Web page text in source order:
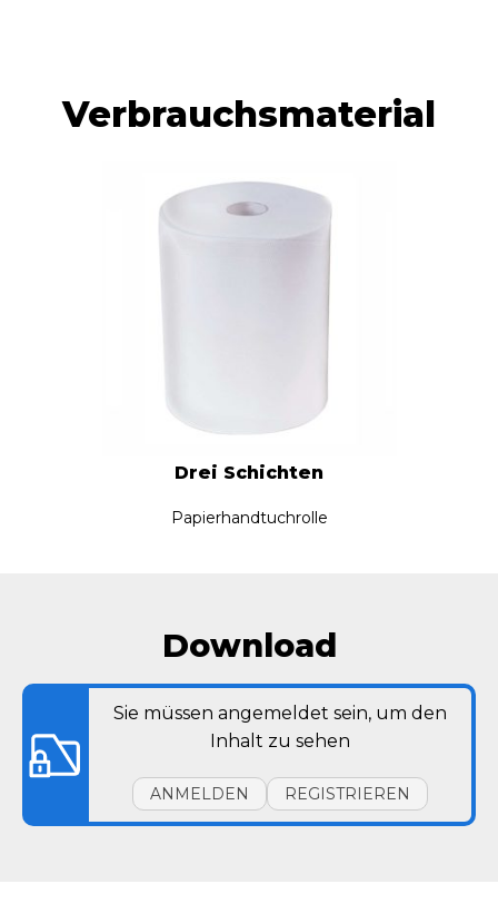
Verbrauchsmaterial
Drei Schichten
Papierhandtuchrolle
Download
Sie müssen angemeldet sein, um den
Inhalt zu sehen
ANMELDEN REGISTRIEREN